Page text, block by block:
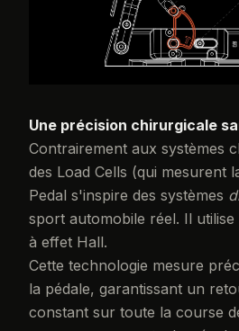
Une précision chirurgicale
Contrairement aux systèmes
des Load Cells (qui mesurent
Pedal s'inspire des systèmes
sport automobile réel. Il
à effet Hall.
Cette technologie mesure
la pédale, garantissant un
constant sur toute la course